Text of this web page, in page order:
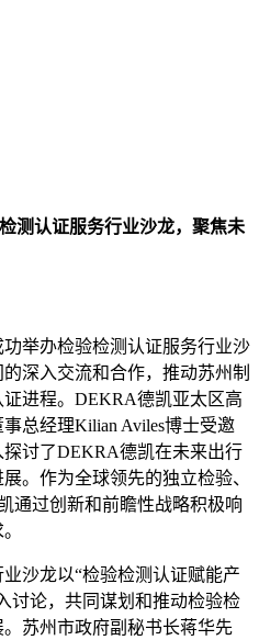
测认证服务行业沙龙，聚焦未
举办检验检测认证服务行业沙
深入交流和合作，推动苏州制
进程。DEKRA德凯亚太区高
总经理Kilian Aviles博士受邀
讨了DEKRA德凯在未来出行
。作为全球领先的独立检验、
通过创新和前瞻性战略积极响
沙龙以“检验检测认证赋能产
讨论，共同谋划和推动检验检
苏州市政府副秘书长蒋华先